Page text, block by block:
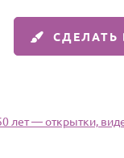
СДЕЛАТЬ
лет — открытки,